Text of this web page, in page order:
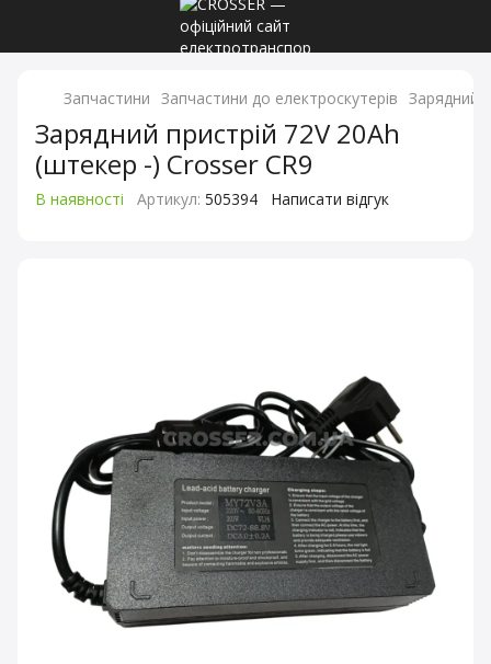
Запчастини Запчастини до електроскутерів Зарядний
Зарядний пристрій 72V 20Ah
(штекер -) Crosser CR9
В наявності Артикул: 505394 Написати відгук